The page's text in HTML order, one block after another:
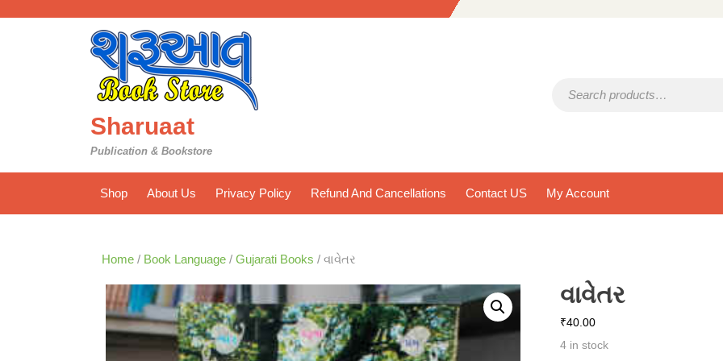
Sharuaat
Publication & Bookstore
Shop About Us Privacy Policy Refund And Cancellations Contact US My Account
Home / Book Language / Gujarati Books / વાવેતર
વાવેતર
₹40.00
4 in stock